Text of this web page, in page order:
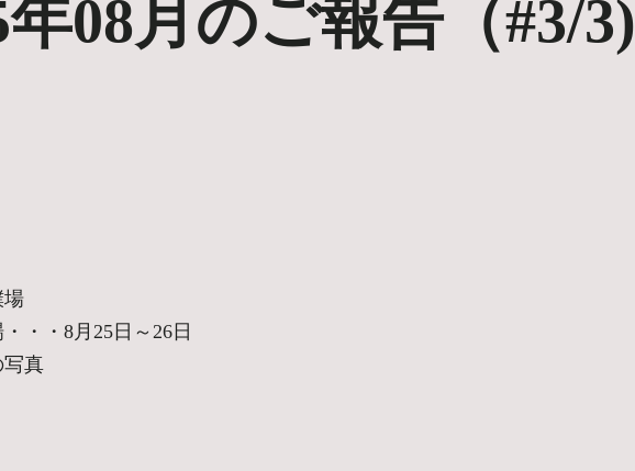
年08月のご報告（#3/3)
場
・・8月25日～26日
写真